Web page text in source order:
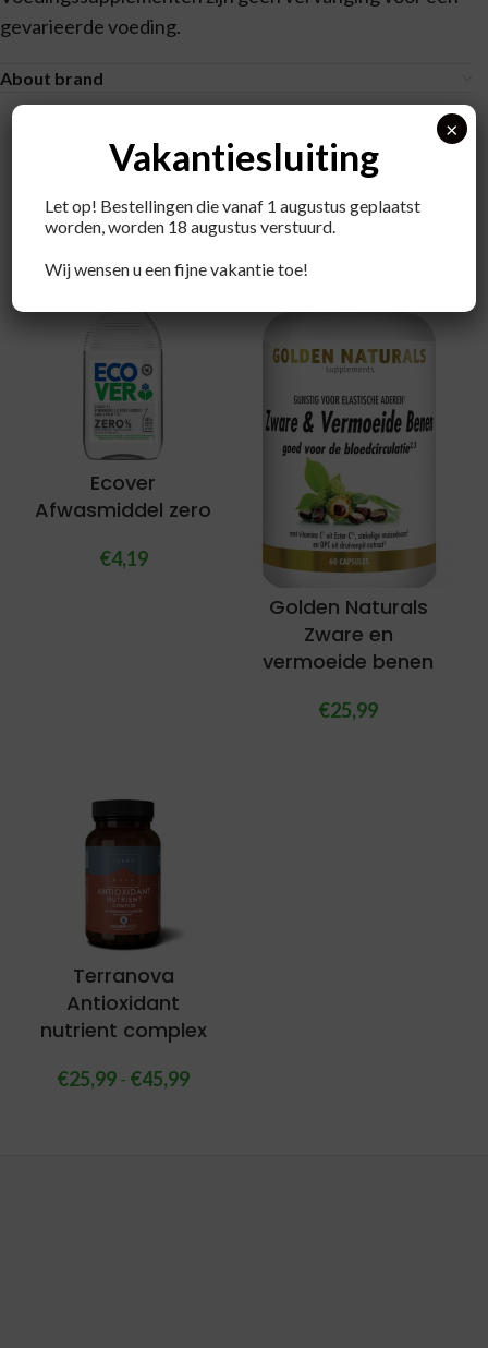
gevarieerde voeding.
About brand
Recent bekeken producten
Ecover
Afwasmiddel zero
€4,19
Golden Naturals
Zware en
vermoeide benen
€25,99
Terranova
Antioxidant
nutrient complex
€25,99- €45,99
Vakantiesluiting
Let op! Bestellingen die vanaf 1 augustus geplaatst
worden, worden 18 augustus verstuurd.
Wij wensen u een fijne vakantie toe!
×